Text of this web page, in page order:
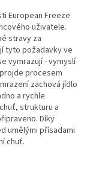
European Freeze
uživatele.
stravy za
tyto požadavky ve
vymrazují - vymyslí
procesem
zachová jídlo
a rychle
strukturu a
Díky
umělými přísadami
chuť.